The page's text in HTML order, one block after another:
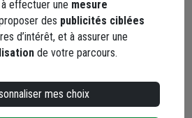
vérifier le stock
agence
stock agence
à effectuer une mesure
des publicités ciblées
d’intérêt, et à assurer une
de votre parcours.
mes choix